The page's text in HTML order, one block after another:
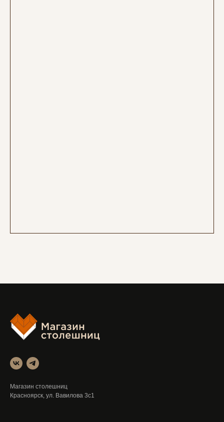
Магазин столешниц
Красноярск, ул. Вавилова 3с1